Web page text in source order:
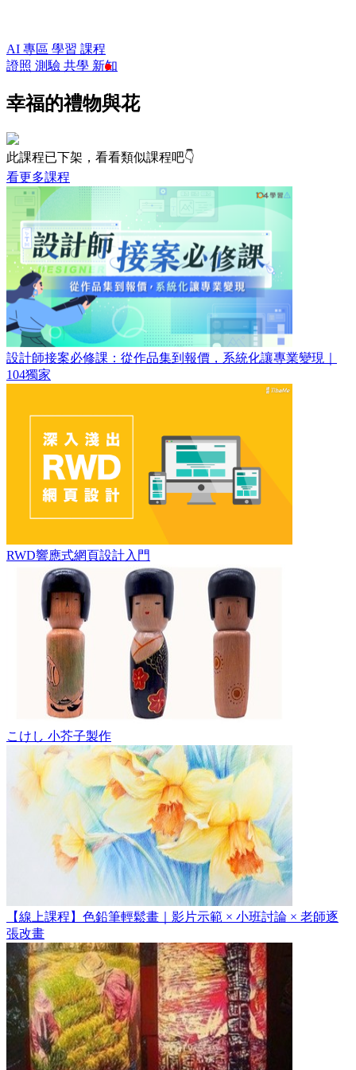
AI 專區 學習 課程
證照 測驗 共學 新知
幸福的禮物與花
此課程已下架，看看類似課程吧👇
看更多課程
設計師接案必修課：從作品集到報價，系統化讓專業變現｜
104獨家
RWD響應式網頁設計入門
こけし 小芥子製作
【線上課程】色鉛筆輕鬆畫｜影片示範 × 小班討論 × 老師逐
張改畫